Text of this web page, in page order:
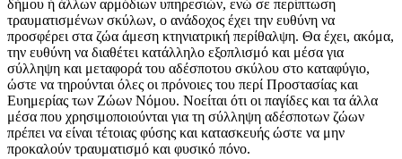
δήμου ή άλλων αρμόδιων υπηρεσιών, ενώ σε περίπτωση
τραυματισμένων σκύλων, ο ανάδοχος έχει την ευθύνη να
προσφέρει στα ζώα άμεση κτηνιατρική περίθαλψη. Θα έχει, ακόμα,
την ευθύνη να διαθέτει κατάλληλο εξοπλισμό και μέσα για
σύλληψη και μεταφορά του αδέσποτου σκύλου στο καταφύγιο,
ώστε να τηρούνται όλες οι πρόνοιες του περί Προστασίας και
Ευημερίας των Ζώων Νόμου. Νοείται ότι οι παγίδες και τα άλλα
μέσα που χρησιμοποιούνται για τη σύλληψη αδέσποτων ζώων
πρέπει να είναι τέτοιας φύσης και κατασκευής ώστε να μην
προκαλούν τραυματισμό και φυσικό πόνο.